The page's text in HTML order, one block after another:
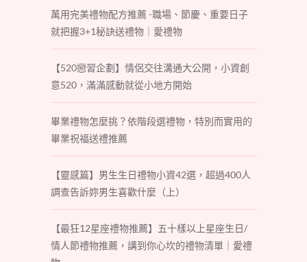
萬用完美禮物配方推薦 -職場、節慶、重要日子
就把握3+1秘訣送禮物｜愛禮物
【520戀習企劃】情侶交往溝通大公開，小資創
意520，滿滿感動就從小地方開始
畢業禮物怎麼挑？依階段選禮物，特別而實用的
畢業祝福送禮推薦
【靈感篇】男生生日禮物小資42選，超過400人
調查告訴妳男生喜歡什麼（上）
【最狂12星座禮物推薦】五十樣以上星座生日/
情人節禮物推薦，講到你心坎的禮物清單｜愛禮